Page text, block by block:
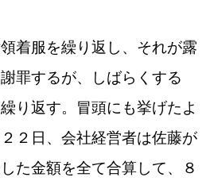
着服を繰り返し、それが露
罪するが、しばらくする
り返す。冒頭にも挙げたよ
２日、会社経営者は佐藤が
た金額を全て合算して、８